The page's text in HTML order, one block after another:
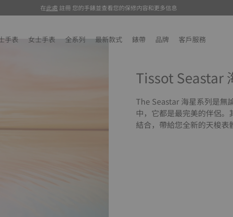
在此處 註冊 您的手錶並查看您的保修内容和更多信息
在此处 注册 您的手表并查看您的保修内容和更多信息
手表 女士手表 全系列 最新款式 錶帶 品牌 客戶服務
Tissot Seastar
The Seastar 海星系列是無
中，它都是最完美的伴侶
結合，帶給您全新的天梭表